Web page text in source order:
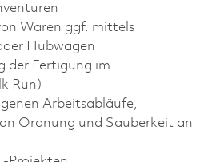
Waren ggf. mittels
Hubwagen
der Fertigung im
Run)
Arbeitsabläufe,
Ordnung und Sauberkeit an